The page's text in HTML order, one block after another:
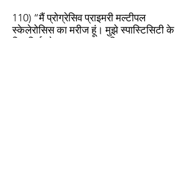
110) “मैं प्रोग्रेसिव प्राइमरी मल्टीपल
स्केलेरोसिस का मरीज हूं। मुझे स्पास्टिसिटी के